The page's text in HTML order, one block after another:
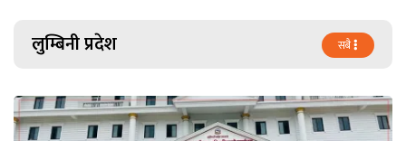
लुम्बिनी प्रदेश सबै